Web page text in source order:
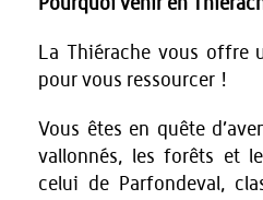
Pourquoi venir en
La Thiérache vous offre
pour vous ressourcer !
Vous êtes en quête
vallonnés, les forêts et
celui de Parfondeval,